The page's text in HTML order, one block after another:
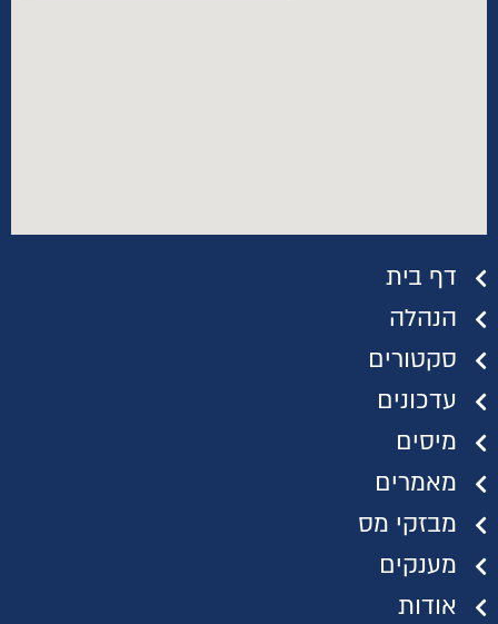
דף בית
הנהלה
סקטורים
עדכונים
מיסים
מאמרים
מבזקי מס
מענקים
אודות